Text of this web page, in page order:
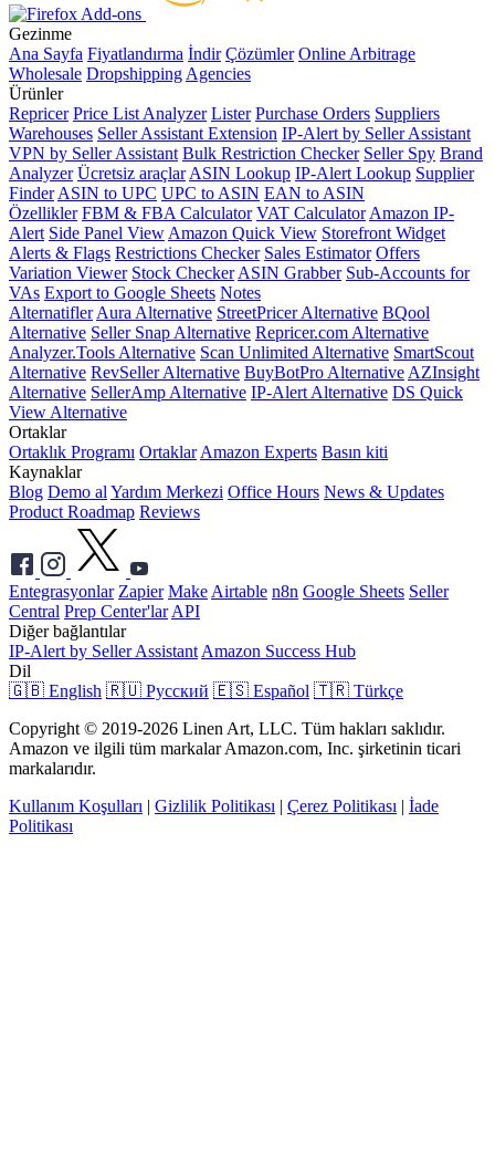
Gezinme
Ana Sayfa Fiyatlandırma İndir Çözümler Online Arbitrage
Wholesale Dropshipping Agencies
Ürünler
Repricer Price List Analyzer Lister Purchase Orders Suppliers
Warehouses Seller Assistant Extension IP-Alert by Seller Assistant
VPN by Seller Assistant Bulk Restriction Checker Seller Spy Brand
Analyzer Ücretsiz araçlar ASIN Lookup IP-Alert Lookup Supplier
Finder ASIN to UPC UPC to ASIN EAN to ASIN
Özellikler FBM & FBA Calculator VAT Calculator Amazon IP-
Alert Side Panel View Amazon Quick View Storefront Widget
Alerts & Flags Restrictions Checker Sales Estimator Offers
Variation Viewer Stock Checker ASIN Grabber Sub-Accounts for
VAs Export to Google Sheets Notes
Alternatifler Aura Alternative StreetPricer Alternative BQool
Alternative Seller Snap Alternative Repricer.com Alternative
Analyzer.Tools Alternative Scan Unlimited Alternative SmartScout
Alternative RevSeller Alternative BuyBotPro Alternative AZInsight
Alternative SellerAmp Alternative IP-Alert Alternative DS Quick
View Alternative
Ortaklar
Ortaklık Programı Ortaklar Amazon Experts Basın kiti
Kaynaklar
Blog Demo al Yardım Merkezi Office Hours News & Updates
Product Roadmap Reviews
Entegrasyonlar Zapier Make Airtable n8n Google Sheets Seller
Central Prep Center'lar API
Diğer bağlantılar
IP-Alert by Seller Assistant Amazon Success Hub
Dil
🇬🇧 English 🇷🇺 Русский 🇪🇸 Español 🇹🇷 Türkçe
Copyright © 2019-2026 Linen Art, LLC. Tüm hakları saklıdır.
Amazon ve ilgili tüm markalar Amazon.com, Inc. şirketinin ticari
markalarıdır.
Kullanım Koşulları | Gizlilik Politikası | Çerez Politikası | İade
Politikası